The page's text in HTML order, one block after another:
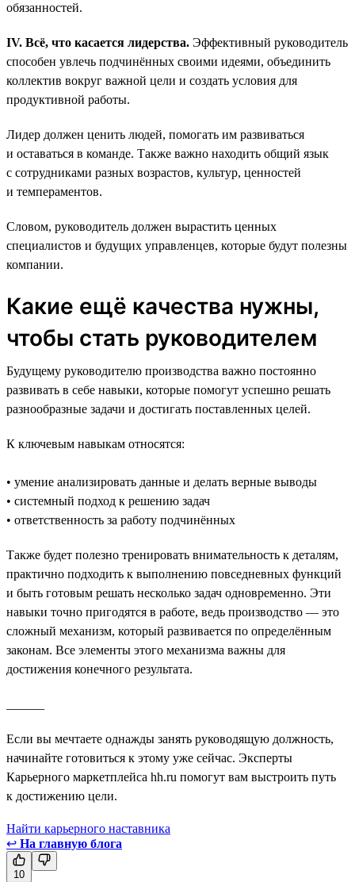
обязанностей.
IV. Всё, что касается лидерства. Эффективный руководитель
способен увлечь подчинённых своими идеями, объединить
коллектив вокруг важной цели и создать условия для
продуктивной работы.
Лидер должен ценить людей, помогать им развиваться
и оставаться в команде. Также важно находить общий язык
с сотрудниками разных возрастов, культур, ценностей
и темпераментов.
Словом, руководитель должен вырастить ценных
специалистов и будущих управленцев, которые будут полезны
компании.
Какие ещё качества нужны,
чтобы стать руководителем
Будущему руководителю производства важно постоянно
развивать в себе навыки, которые помогут успешно решать
разнообразные задачи и достигать поставленных целей.
К ключевым навыкам относятся:
• умение анализировать данные и делать верные выводы
• системный подход к решению задач
• ответственность за работу подчинённых
Также будет полезно тренировать внимательность к деталям,
практично подходить к выполнению повседневных функций
и быть готовым решать несколько задач одновременно. Эти
навыки точно пригодятся в работе, ведь производство — это
сложный механизм, который развивается по определённым
законам. Все элементы этого механизма важны для
достижения конечного результата.
Если вы мечтаете однажды занять руководящую должность,
начинайте готовиться к этому уже сейчас. Эксперты
Карьерного маркетплейса hh.ru помогут вам выстроить путь
к достижению цели.
Найти карьерного наставника
↩ На главную блога
10